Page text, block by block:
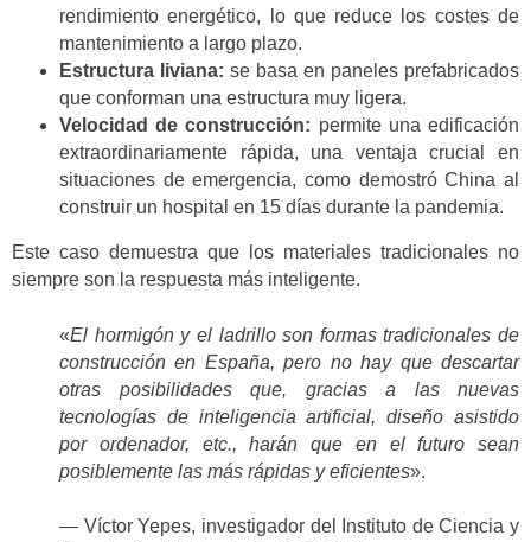
rendimiento energético, lo que reduce los costes de
mantenimiento a largo plazo.
Estructura liviana: se basa en paneles prefabricados
que conforman una estructura muy ligera.
Velocidad de construcción: permite una edificación
extraordinariamente rápida, una ventaja crucial en
situaciones de emergencia, como demostró China al
construir un hospital en 15 días durante la pandemia.
Este caso demuestra que los materiales tradicionales no
siempre son la respuesta más inteligente.
«El hormigón y el ladrillo son formas tradicionales de
construcción en España, pero no hay que descartar
otras posibilidades que, gracias a las nuevas
tecnologías de inteligencia artificial, diseño asistido
por ordenador, etc., harán que en el futuro sean
posiblemente las más rápidas y eficientes».
— Víctor Yepes, investigador del Instituto de Ciencia y